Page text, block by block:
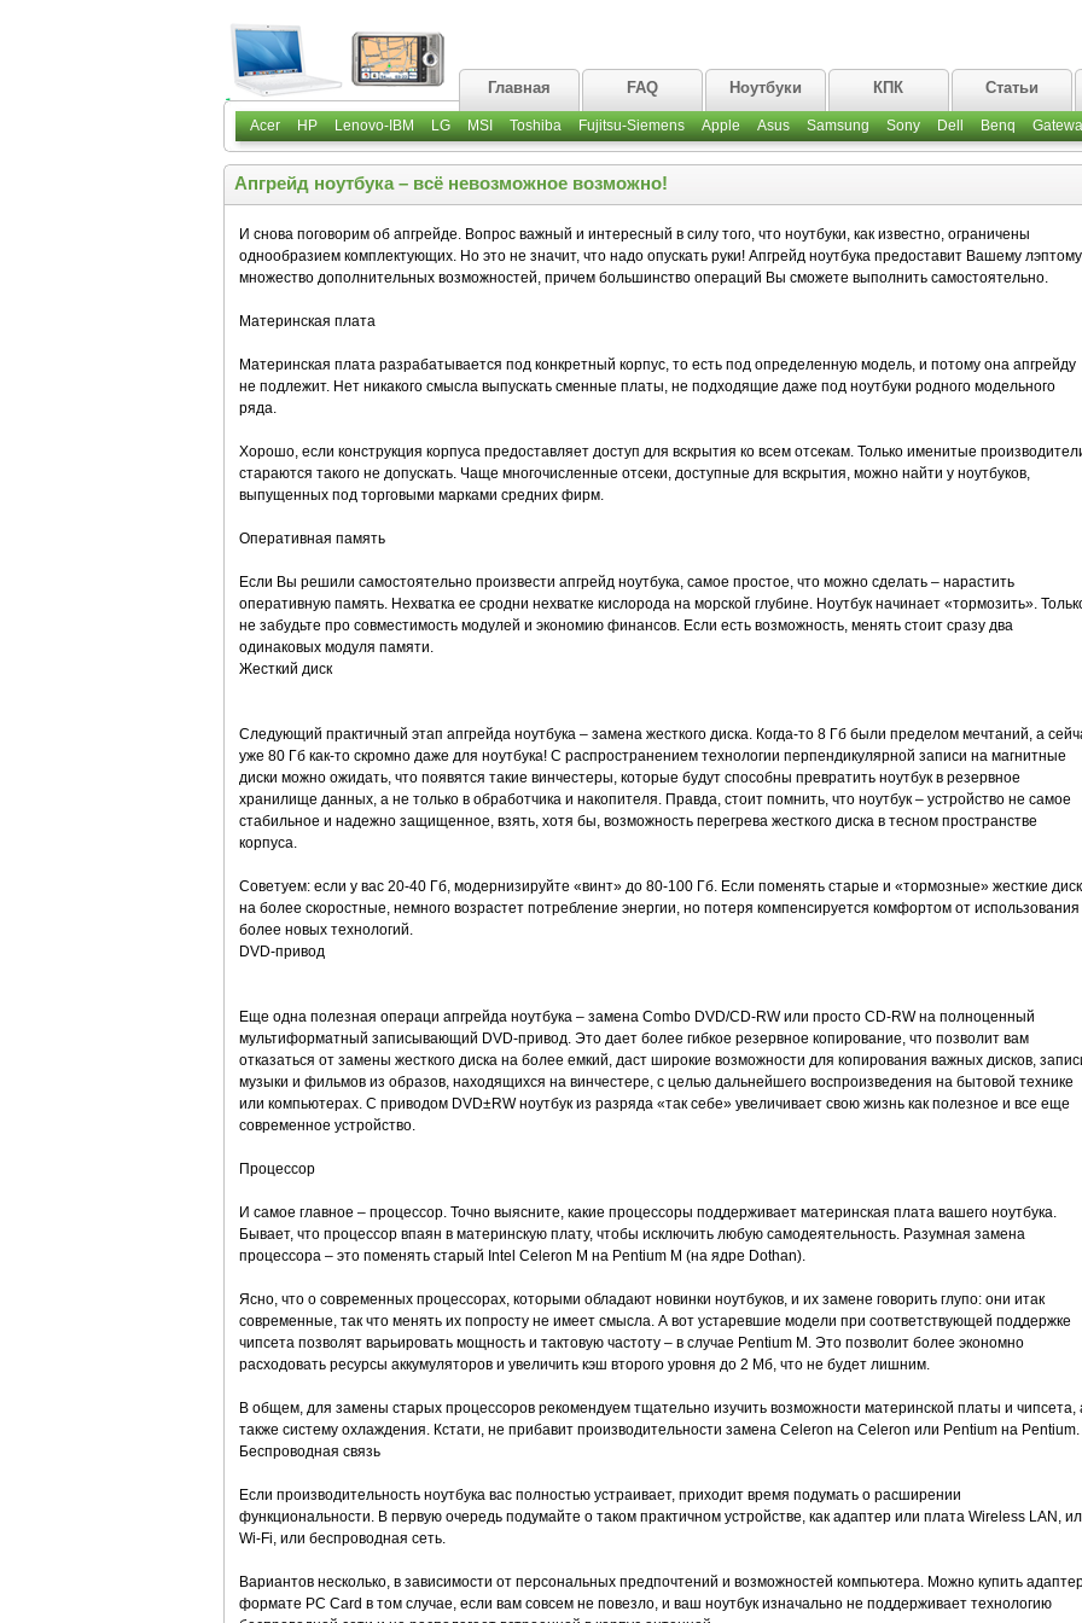
Главная FAQ Ноутбуки КПК Статьи
Acer HP Lenovo-IBM LG MSI Toshiba Fujitsu-Siemens Apple Asus Samsung Sony Dell Benq
Апгрейд ноутбука – всё невозможное возможно!
И снова поговорим об апгрейде. Вопрос важный и интересный в силу того, что ноутбуки, как известно, ограничены
однообразием комплектующих. Но это не значит, что надо опускать руки! Апгрейд ноутбука предоставит Вашему лэптому
множество дополнительных возможностей, причем большинство операций Вы сможете выполнить самостоятельно.
Материнская плата
Материнская плата разрабатывается под конкретный корпус, то есть под определенную модель, и потому она апгрейду
не подлежит. Нет никакого смысла выпускать сменные платы, не подходящие даже под ноутбуки родного модельного
ряда.
Хорошо, если конструкция корпуса предоставляет доступ для вскрытия ко всем отсекам. Только именитые
стараются такого не допускать. Чаще многочисленные отсеки, доступные для вскрытия, можно найти у ноутбуков,
выпущенных под торговыми марками средних фирм.
Оперативная память
Если Вы решили самостоятельно произвести апгрейд ноутбука, самое простое, что можно сделать – нарастить
оперативную память. Нехватка ее сродни нехватке кислорода на морской глубине. Ноутбук начинает «тормозить».
не забудьте про совместимость модулей и экономию финансов. Если есть возможность, менять стоит сразу два
одинаковых модуля памяти.
Жесткий диск
Следующий практичный этап апгрейда ноутбука – замена жесткого диска. Когда-то 8 Гб были пределом мечтаний, а
уже 80 Гб как-то скромно даже для ноутбука! С распространением технологии перпендикулярной записи на магнитные
диски можно ожидать, что появятся такие винчестеры, которые будут способны превратить ноутбук в резервное
хранилище данных, а не только в обработчика и накопителя. Правда, стоит помнить, что ноутбук – устройство не самое
стабильное и надежно защищенное, взять, хотя бы, возможность перегрева жесткого диска в тесном пространстве
корпуса.
Советуем: если у вас 20-40 Гб, модернизируйте «винт» до 80-100 Гб. Если поменять старые и «тормозные» жесткие
на более скоростные, немного возрастет потребление энергии, но потеря компенсируется комфортом от использования
более новых технологий.
DVD-привод
Еще одна полезная операци апгрейда ноутбука – замена Combo DVD/CD-RW или просто CD-RW на полноценный
мультиформатный записывающий DVD-привод. Это дает более гибкое резервное копирование, что позволит вам
отказаться от замены жесткого диска на более емкий, даст широкие возможности для копирования важных дисков,
музыки и фильмов из образов, находящихся на винчестере, с целью дальнейшего воспроизведения на бытовой технике
или компьютерах. С приводом DVD±RW ноутбук из разряда «так себе» увеличивает свою жизнь как полезное и все еще
современное устройство.
Процессор
И самое главное – процессор. Точно выясните, какие процессоры поддерживает материнская плата вашего ноутбука.
Бывает, что процессор впаян в материнскую плату, чтобы исключить любую самодеятельность. Разумная замена
процессора – это поменять старый Intel Celeron M на Pentium M (на ядре Dothan).
Ясно, что о современных процессорах, которыми обладают новинки ноутбуков, и их замене говорить глупо: они итак
современные, так что менять их попросту не имеет смысла. А вот устаревшие модели при соответствующей поддержке
чипсета позволят варьировать мощность и тактовую частоту – в случае Pentium M. Это позволит более экономно
расходовать ресурсы аккумуляторов и увеличить кэш второго уровня до 2 Мб, что не будет лишним.
В общем, для замены старых процессоров рекомендуем тщательно изучить возможности материнской платы и чипсета,
также систему охлаждения. Кстати, не прибавит производительности замена Celeron на Celeron или Pentium на Pentium.
Беспроводная связь
Если производительность ноутбука вас полностью устраивает, приходит время подумать о расширении
функциональности. В первую очередь подумайте о таком практичном устройстве, как адаптер или плата Wireless LAN,
Wi-Fi, или беспроводная сеть.
Вариантов несколько, в зависимости от персональных предпочтений и возможностей компьютера. Можно купить
формате PC Card в том случае, если вам совсем не повезло, и ваш ноутбук изначально не поддерживает технологию